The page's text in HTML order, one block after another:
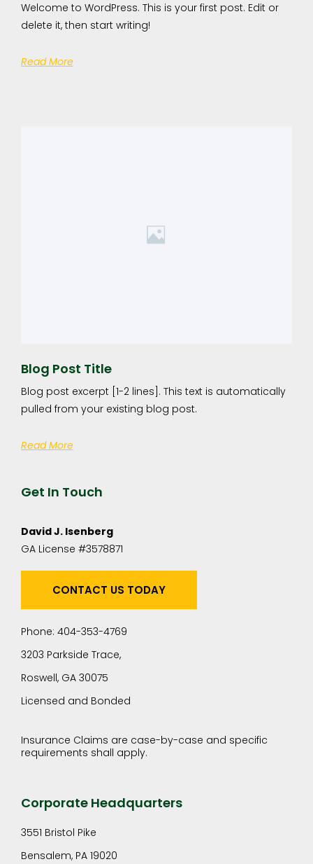
Welcome to WordPress. This is your first post. Edit or
delete it, then start writing!
Read More
Blog Post Title
Blog post excerpt [1-2 lines]. This text is automatically
pulled from your existing blog post.
Read More
Corporate Headquarters
3551 Bristol Pike
Bensalem, PA 19020
Get In Touch
David J. Isenberg
GA License #3578871
CONTACT US TODAY
Phone: 404-353-4769
3203 Parkside Trace,
Roswell, GA 30075
Licensed and Bonded
Insurance Claims are case-by-case and specific
requirements shall apply.